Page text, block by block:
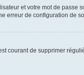
et votre mot de
erreur de configuration de
courant de supprimer